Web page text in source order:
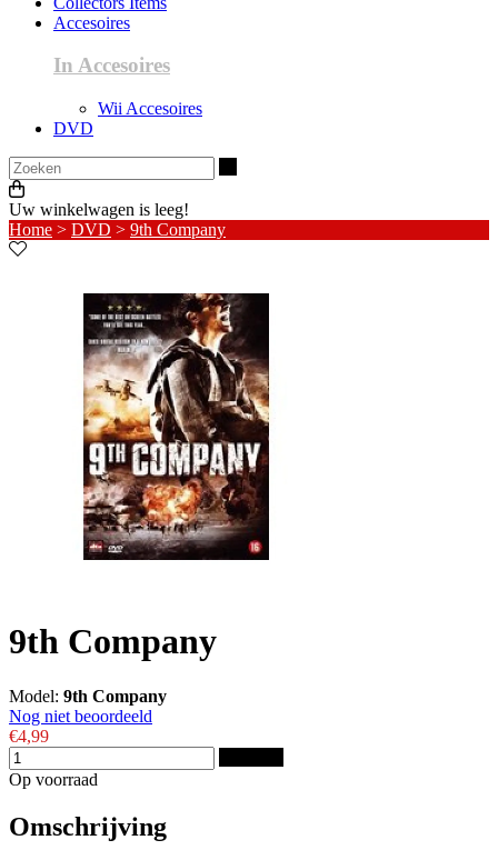
Accesoires
In Accesoires
Wii Accesoires
DVD
Uw winkelwagen is leeg!
Home > DVD > 9th Company
9th Company
Model: 9th Company
Nog niet beoordeeld
€4,99
Op voorraad
Omschrijving